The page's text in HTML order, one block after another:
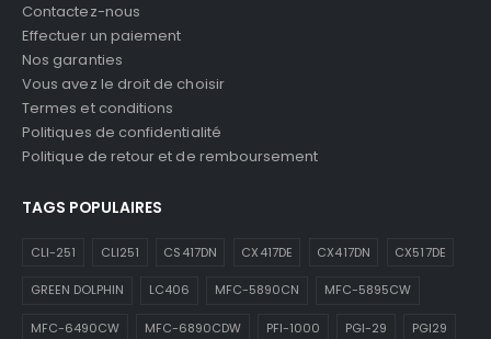
Contactez-nous
Effectuer un paiement
Nos garanties
Vous avez le droit de choisir
Termes et conditions
Politiques de confidentialité
Politique de retour et de remboursement
TAGS POPULAIRES
CLI-251 CLI251 CS417DN CX417DE CX417DN CX517DE
GREEN DOLPHIN LC406 MFC-5890CN MFC-5895CW
MFC-6490CW MFC-6890CDW PFI-1000 PGI-29 PGI29